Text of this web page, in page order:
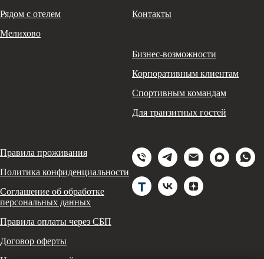
Рядом с отелем
Мелихово
Контакты
Бизнес-возможности
Корпоративным клиентам
Спортивным командам
Для транзитных гостей
Правила проживания
Политика конфиденциальности
Соглашение об обработке
персональных данных
Правила оплаты через СБП
Договор оферты